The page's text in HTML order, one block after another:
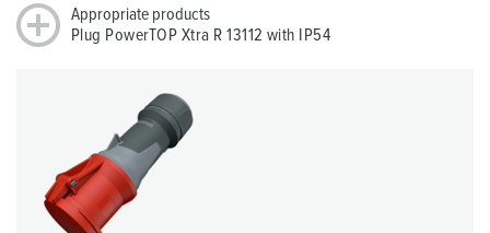
Appropriate products
Plug PowerTOP Xtra R 13112 with IP54